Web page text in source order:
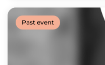
Past event